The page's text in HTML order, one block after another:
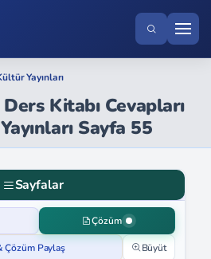
Yayınları
Kitabı Cevapları
Sayfa 55
Sayfalar
Çözüm
Çözüm Paylaş Büyüt